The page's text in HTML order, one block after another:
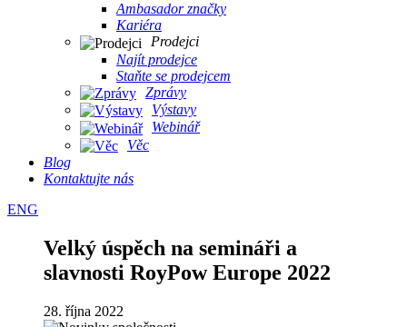
Ambasador značky
Kariéra
Prodejci
Najít prodejce
Staňte se prodejcem
Zprávy
Výstavy
Webinář
Věc
Blog
Kontaktujte nás
ENG
Velký úspěch na semináři a
slavnosti RoyPow Europe 2022
28. října 2022